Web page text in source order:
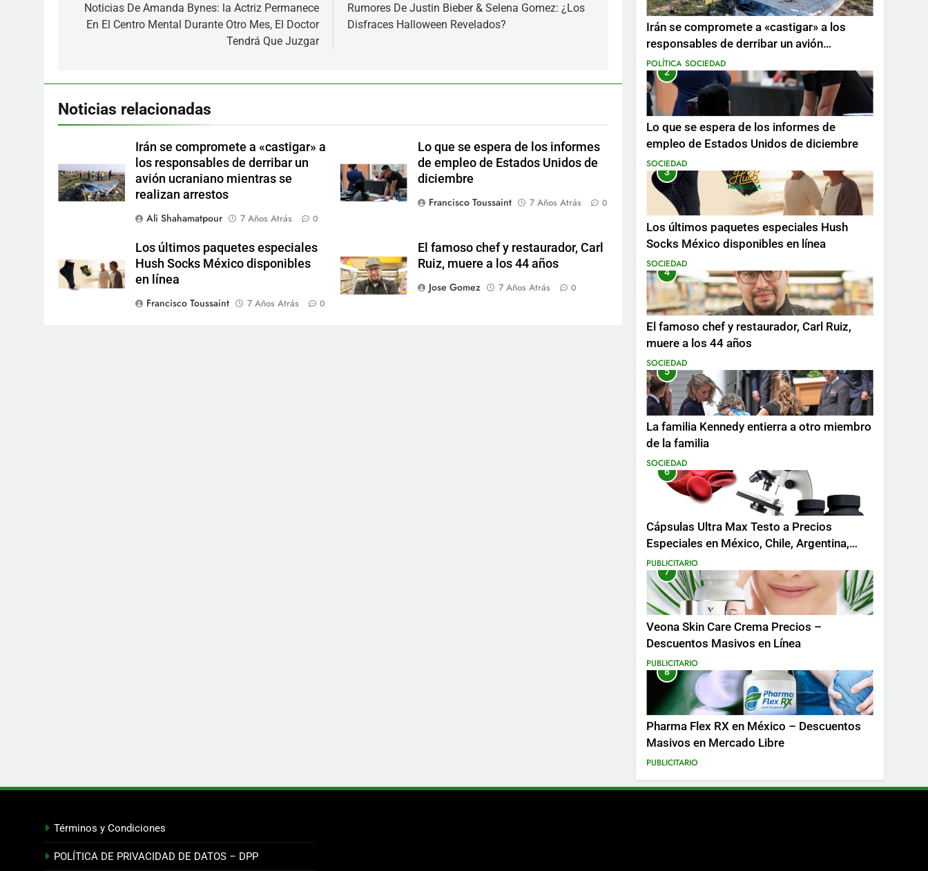
deNoticias De Amanda Bynes: la Actriz Permanece
En El Centro Mental Durante Otro Mes, El Doctor
Tendrá Que Juzgar
Rumores De Justin Bieber & Selena Gomez: ¿Los
Disfraces Halloween Revelados?
Noticias relacionadas
Irán se compromete a «castigar» a
los responsables de derribar un
avión ucraniano mientras se
realizan arrestos
Ali Shahamatpour
7 Años Atrás 0
Lo que se espera de los informes
de empleo de Estados Unidos de
diciembre
Francisco Toussaint
7 Años Atrás 0
Los últimos paquetes especiales
Hush Socks México disponibles
en línea
Francisco Toussaint
7 Años Atrás 0
El famoso chef y restaurador, Carl
Ruiz, muere a los 44 años
Jose Gomez
7 Años Atrás 0
Irán se compromete a «castigar» a los
responsables de derribar un avión
ucraniano mientras se realizan arrestos
POLÍTICA SOCIEDAD
2
Lo que se espera de los informes de
empleo de Estados Unidos de diciembre
SOCIEDAD
3
Los últimos paquetes especiales Hush
Socks México disponibles en línea
SOCIEDAD
4
El famoso chef y restaurador, Carl Ruiz,
muere a los 44 años
SOCIEDAD
5
La familia Kennedy entierra a otro miembro
de la familia
SOCIEDAD
6
Cápsulas Ultra Max Testo a Precios
Especiales en México, Chile, Argentina,
Colombia, Perú , Ecuador, Costa Rica y
Más
PUBLICITARIO
7
Veona Skin Care Crema Precios –
Descuentos Masivos en Línea
PUBLICITARIO
8
Pharma Flex RX en México – Descuentos
Masivos en Mercado Libre
PUBLICITARIO
Términos y Condiciones
POLÍTICA DE PRIVACIDAD DE DATOS – DPP